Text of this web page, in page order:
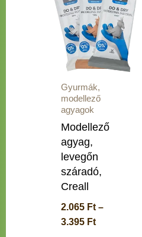
Gyurmák,
modellező
agyagok
Modellező
agyag,
levegőn
száradó,
Creall
2.065 Ft –
3.395 Ft
-
3.395 Ft
terméknek
több
variációja
van.
A
változatok
a
termékoldalon
választhatók
ki